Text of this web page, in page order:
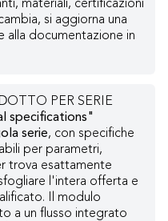
materiali, certificazioni
si aggiorna una
alla documentazione in
PER SERIE
specifications"
serie, con specifiche
per parametri,
trova esattamente
l'intera offerta e
Il modulo
a un flusso integrato